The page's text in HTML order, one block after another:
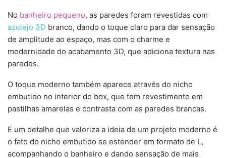
No banheiro pequeno, as paredes foram revestidas com
azulejo 3D branco, dando o toque claro para dar sensação
de amplitude ao espaço, mas com o charme e
modernidade do acabamento 3D, que adiciona textura nas
paredes.
O toque moderno também aparece através do nicho
embutido no interior do box, que tem revestimento em
pastilhas amarelas e contrasta com as paredes brancas.
E um detalhe que valoriza a ideia de um projeto moderno é
o fato do nicho embutido se estender em formato de L,
acompanhando o banheiro e dando sensação de mais